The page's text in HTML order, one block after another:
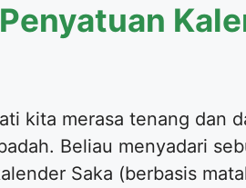
kita merasa tenang dan
Beliau menyadari
Saka (berbasis